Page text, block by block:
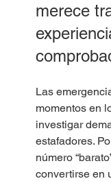
merece
Las
momentos en
investigar
estafadores.
número
convertirse en